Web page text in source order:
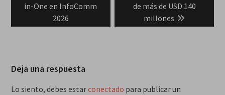
in-One en InfoComm
2026
de más de USD 140
millones
Deja una respuesta
Lo siento, debes estarconectado para publicar un